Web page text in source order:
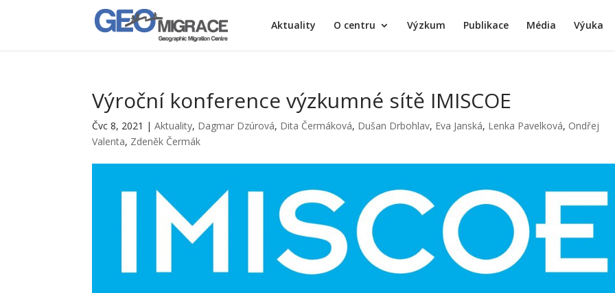
Aktuality O centru Výzkum Publikace Média Výuka
Výroční konference výzkumné sítě IMISCOE
Čvc 8, 2021 |Aktuality, Dagmar Dzúrová, Dita Čermáková, Dušan Drbohlav, Eva Janská, Lenka Pavelková, Ondřej
Valenta, Zdeněk Čermák